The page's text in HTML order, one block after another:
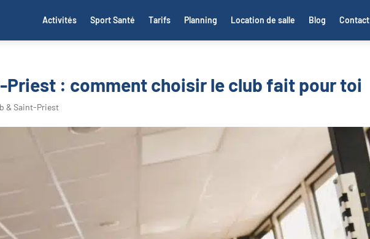
Activités Sport Santé Tarifs Planning Location de salle Blog Contact
Priest : comment choisir le club fait pour toi
& Saint-Priest